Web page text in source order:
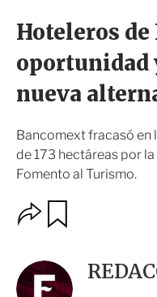
Hoteleros
oportunidad
nueva
Bancomext fracasó en
de 173 hectáreas por
Fomento al Turismo.
O
p
n
a
r